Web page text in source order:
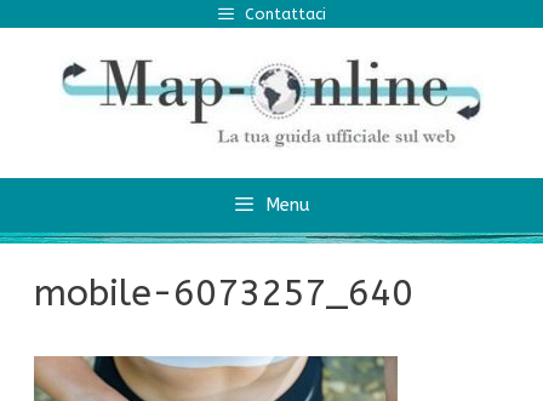
contenuto
Contattaci
Menu
mobile-6073257_640